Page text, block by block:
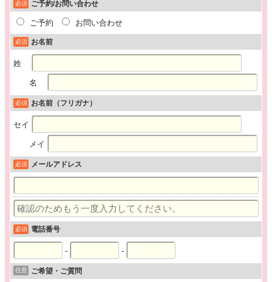
必須 ご予約/お問い合わせ
ご予約 お問い合わせ
必須 お名前
姓
名
必須 お名前（フリガナ）
セイ
メイ
必須 メールアドレス
必須 電話番号
- -
任意 ご希望・ご質問